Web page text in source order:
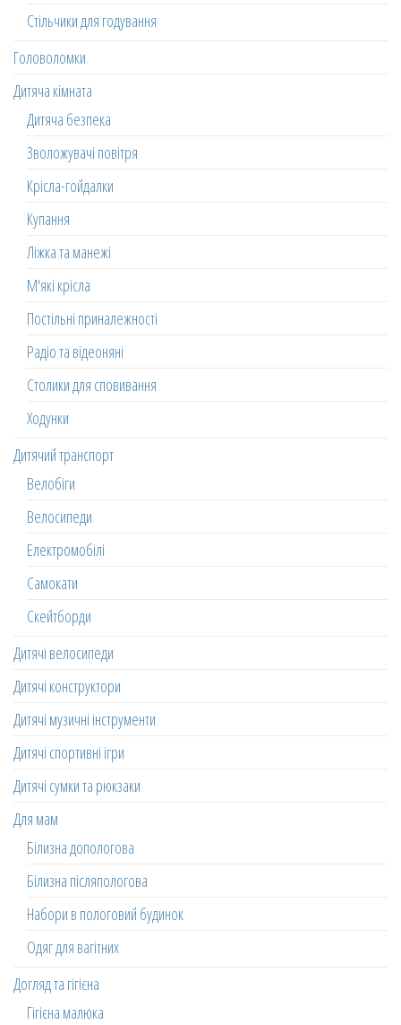
Стільчики для годування
Головоломки
Дитяча кімната
Дитяча безпека
Зволожувачі повітря
Крісла-гойдалки
Купання
Ліжка та манежі
М'які крісла
Постільні приналежності
Радіо та відеоняні
Столики для сповивання
Ходунки
Дитячий транспорт
Велобіги
Велосипеди
Електромобілі
Самокати
Скейтборди
Дитячі велосипеди
Дитячі конструктори
Дитячі музичні інструменти
Дитячі спортивні ігри
Дитячі сумки та рюкзаки
Для мам
Білизна допологова
Білизна післяпологова
Набори в пологовий будинок
Одяг для вагітних
Догляд та гігієна
Гігієна малюка